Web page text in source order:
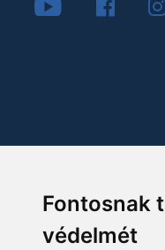
Fontosnak
védelmét